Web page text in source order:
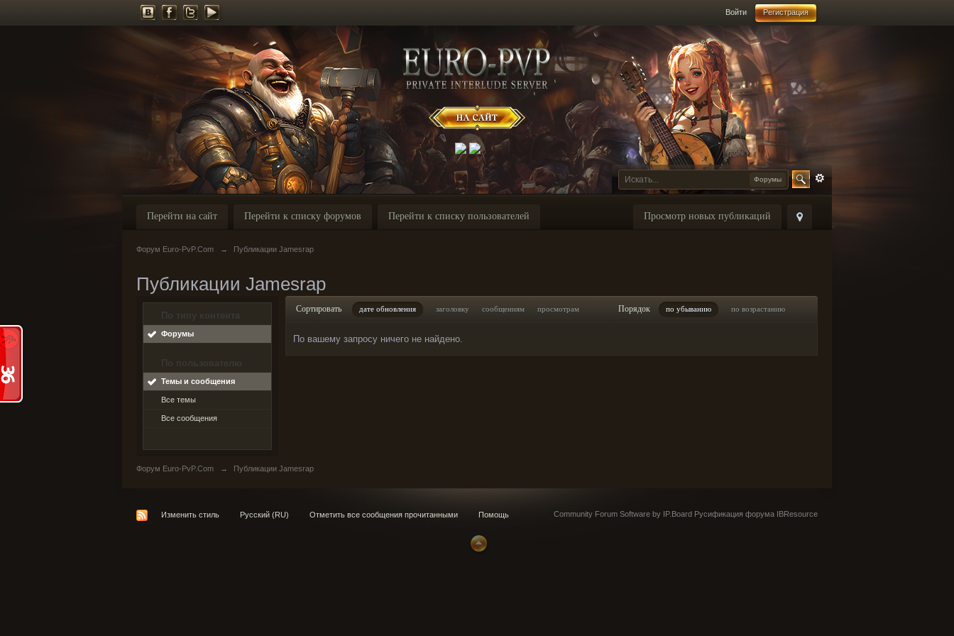
Войти Регистрация
Форумы
Просмотр новых публикаций
Перейти на сайт Перейти к списку форумов Перейти к списку пользователей
Форум Euro-PvP.Com → Публикации Jamesrap
Публикации Jamesrap
По типу контента
Форумы
По пользователю
Темы и сообщения
Все темы
Все сообщения
Сортировать дате обновления заголовку сообщениям просмотрам Порядок по убыванию по возрастанию
По вашему запросу ничего не найдено.
Форум Euro-PvP.Com → Публикации Jamesrap
Изменить стиль Русский (RU) Отметить все сообщения прочитанными Помощь Community Forum Software by IP.Board Русификация форума IBResource